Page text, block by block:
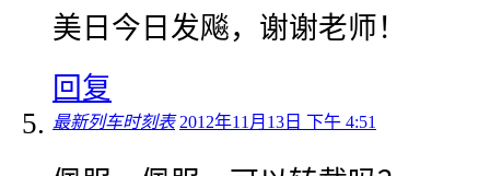
美日今日发飚，谢谢老师！
回复
最新列车时刻表 2012年11月13日 下午 4:51